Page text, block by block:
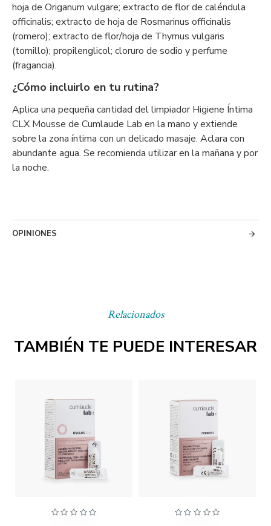
Relacionados
TAMBIÉN TE PUEDE INTERESAR
hoja de Origanum vulgare; extracto de flor de caléndula
officinalis; extracto de hoja de Rosmarinus officinalis
(romero); extracto de flor/hoja de Thymus vulgaris
(tomillo); propilenglicol; cloruro de sodio y perfume
(fragancia).
¿Cómo incluirlo en tu rutina?
Aplica una pequeña cantidad del limpiador Higiene Íntima
CLX Mousse de Cumlaude Lab en la mano y extiende
sobre la zona íntima con un delicado masaje. Aclara con
abundante agua. Se recomienda utilizar en la mañana y por
la noche.
OPINIONES